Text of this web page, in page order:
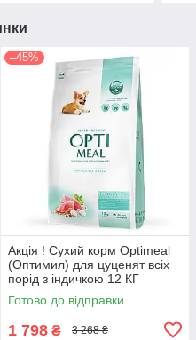
–45%
Акція ! Сухий корм Optimeal
(Оптимил) для цуценят всіх
порід з індичкою 12 КГ
Готово до відправки
1 798 ₴ 3 268 ₴